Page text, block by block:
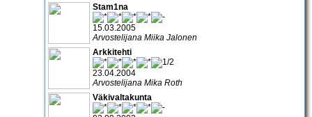
Stam1na
15.03.2005
Arvostelijana Miika Jalonen
Arkkitehti
23.04.2004
Arvostelijana Mika Roth
Väkivaltakunta